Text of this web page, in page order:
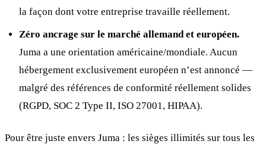
la façon dont votre entreprise travaille réellement.
Zéro ancrage sur le marché allemand et européen.
Juma a une orientation américaine/mondiale. Aucun
hébergement exclusivement européen n’est annoncé —
malgré des références de conformité réellement solides
(RGPD, SOC 2 Type II, ISO 27001, HIPAA).
Pour être juste envers Juma : les sièges illimités sur tous les